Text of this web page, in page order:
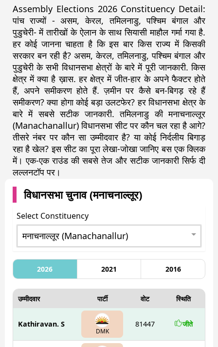
Assembly Elections 2026 Constituency Detail:
पांच राज्यों - असम, केरल, तमिलनाडु, पश्चिम बंगाल और
पुडुचेरी- में तारीखों के ऐलान के साथ सियासी माहौल गर्मा गया है.
हर कोई जानना चाहता है कि इस बार किस राज्य में किसकी
सरकार बन रही है? असम, केरल, तमिलनाडु, पश्चिम बंगाल और
पुडुचेरी के सभी विधानसभा क्षेत्रों के बारे में पूरी जानकारी. किस
क्षेत्र में क्या है ख़ास. हर क्षेत्र में जीत-हार के अपने फैक्टर होते
हैं, अपने समीकरण होते हैं. ज़मीन पर कैसे बन-बिगड़ रहे हैं
समीकरण? क्या होगा कोई बड़ा उलटफेर? हर विधानसभा क्षेत्र के
बारे में सबसे सटीक जानकारी. तमिलनाडु की मनाचनाल्लूर
(Manachanallur) विधानसभा सीट पर कौन चल रहा है आगे?
तीसरे नंबर पर कौन सा उम्मीदवार है? या कोई निर्दलीय बिगाड़
रहा है खेल? इस सीट का पूरा लेखा-जोखा जानिए बस एक क्लिक
में। एक-एक राउंड की सबसे तेज और सटीक जानकारी सिर्फ दी
लल्लनटॉप पर।
विधानसभा चुनाव (मनाचनाल्लूर)
Select Constituency
2026 2021 2016
उम्मीदवार पार्टी वोट स्थिति
Kathiravan. S
DMK
81447 जीते